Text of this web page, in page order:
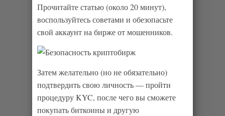
Прочитайте статью (около 20 минут),
воспользуйтесь советами и обезопасьте
свой аккаунт на бирже от мошенников.
Затем желательно (но не обязательно)
подтвердить свою личность — пройти
процедуру KYC, после чего вы сможете
покупать биткоины и другую